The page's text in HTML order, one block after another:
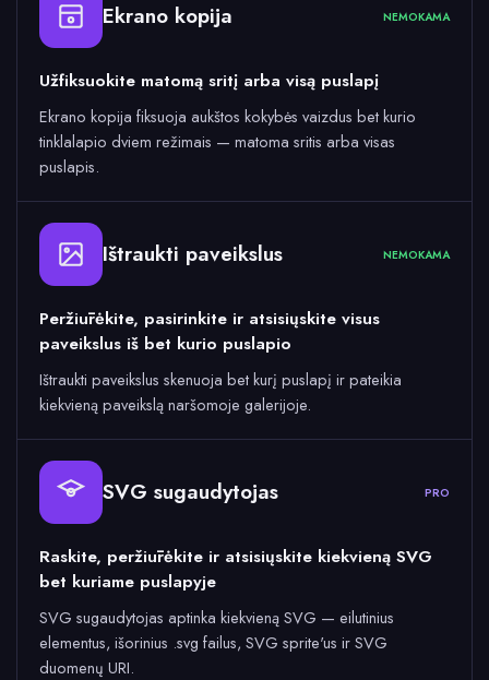
Ekrano kopija NEMOKAMA
Užfiksuokite matomą sritį arba visą puslapį
Ekrano kopija fiksuoja aukštos kokybės vaizdus bet kurio
tinklalapio dviem režimais — matoma sritis arba visas
puslapis.
Ištraukti paveikslus NEMOKAMA
Peržiūrėkite, pasirinkite ir atsisiųskite visus
paveikslus iš bet kurio puslapio
Ištraukti paveikslus skenuoja bet kurį puslapį ir pateikia
kiekvieną paveikslą naršomoje galerijoje.
SVG sugaudytojas PRO
Raskite, peržiūrėkite ir atsisiųskite kiekvieną SVG
bet kuriame puslapyje
SVG sugaudytojas aptinka kiekvieną SVG — eilutinius
elementus, išorinius .svg failus, SVG sprite'us ir SVG
duomenų URI.